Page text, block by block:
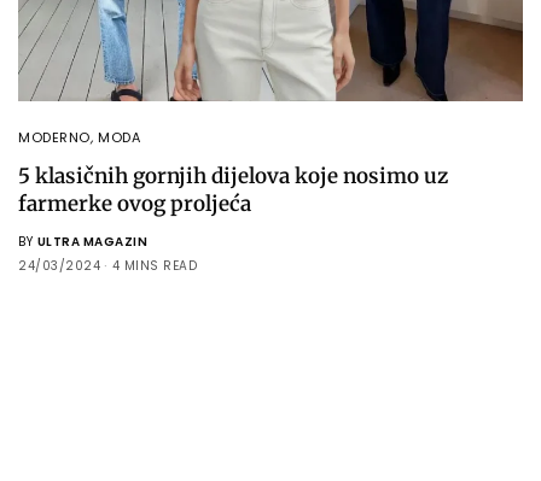
MODERNO, MODA
5 klasičnih gornjih dijelova koje nosimo uz
farmerke ovog proljeća
BY ULTRA MAGAZIN
24/03/2024
4 MINS READ